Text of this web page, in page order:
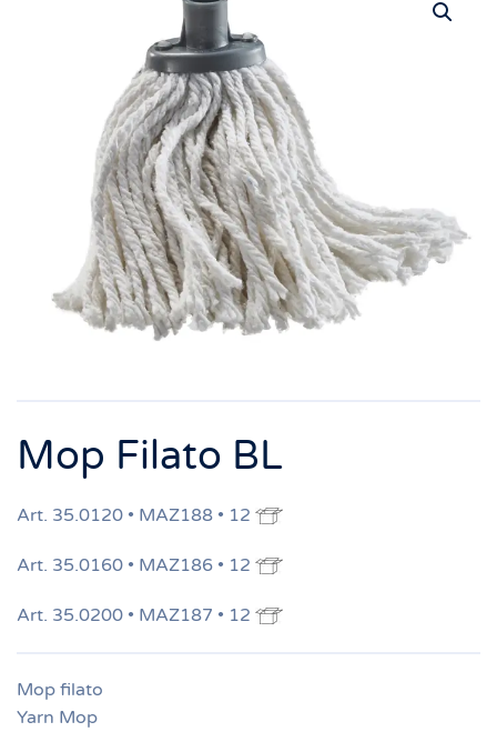
Mop Filato BL
Art. 35.0120 • MAZ188 • 12
Art. 35.0160 • MAZ186 • 12
Art. 35.0200 • MAZ187 • 12
Mop filato
Yarn Mop